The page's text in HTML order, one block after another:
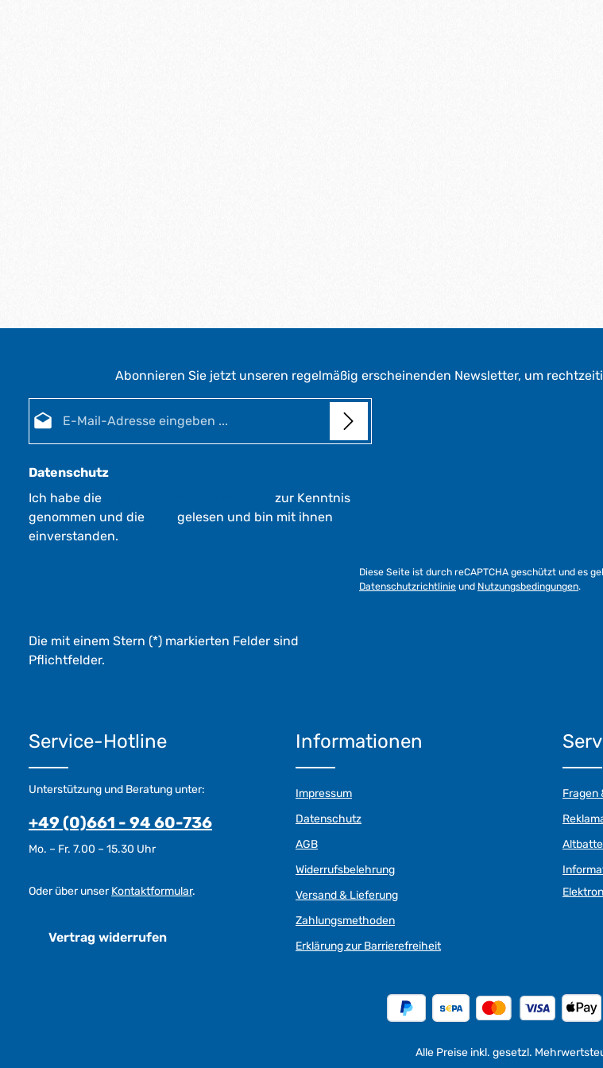
Abonnieren Sie jetzt unseren regelmäßig erscheinenden Newsletter, um
Datenschutz
Ich habe die
zur Kenntnis
genommen und die
gelesen und bin mit ihnen
einverstanden.
Diese Seite ist durch reCAPTCHA geschützt und es
Datenschutzrichtlinie und Nutzungsbedingungen.
Die mit einem Stern (*) markierten Felder sind
Pflichtfelder.
Service-Hotline
Unterstützung und Beratung unter:
+49 (0)661 - 94 60-736
Mo. – Fr. 7.00 – 15.30 Uhr
Oder über unserKontaktformular.
Vertrag widerrufen
Informationen
Impressum
Datenschutz
AGB
Widerrufsbelehrung
Versand & Lieferung
Zahlungsmethoden
Erklärung zur Barrierefreiheit
Fragen
Alle Preise inkl. gesetzl.